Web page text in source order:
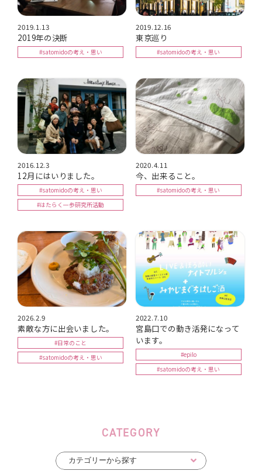
2019.1.13
2019年の決断
#satomidoの考え・思い
2019.12.16
東京巡り
#satomidoの考え・思い
2016.12.3
12月にはいりました。
#satomidoの考え・思い
#はたらく一歩研究所活動
2020.4.11
今、出来ること。
#satomidoの考え・思い
2026.2.9
素敵な方に出会いました。
#日常のこと
#satomidoの考え・思い
2022.7.10
宮島口での動き活発になって
います。
#epilo
#satomidoの考え・思い
CATEGORY